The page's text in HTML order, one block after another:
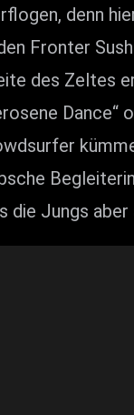
denn
Fronter
des Zeltes
die Jungs